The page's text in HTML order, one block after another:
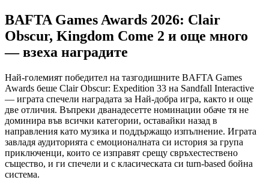
BAFTA Games Awards 2026: Clair
Obscur, Kingdom Come 2 и още много
— взеха наградите
Най-големият победител на тазгодишните BAFTA Games
Awards беше Clair Obscur: Expedition 33 на Sandfall Interactive
— играта спечели наградата за Най-добра игра, както и още
две отличия. Въпреки дванадесетте номинации обаче тя не
доминира във всички категории, оставайки назад в
направления като музика и поддържащо изпълнение. Играта
завладя аудиторията с емоционалната си история за група
приключенци, които се изправят срещу свръхестествено
същество, и ги спечели и с класическата си turn-based бойна
система.